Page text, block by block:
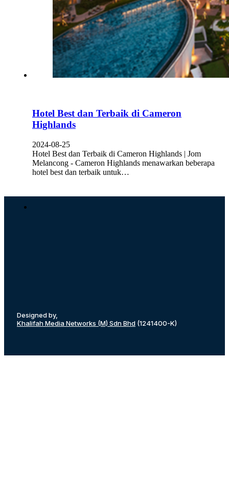
Hotel Best dan Terbaik di Cameron
Highlands
2024-08-25
Hotel Best dan Terbaik di Cameron Highlands | Jom
Melancong - Cameron Highlands menawarkan beberapa
hotel best dan terbaik untuk…
Designed by,
Khalifah Media Networks (M) Sdn Bhd (1241400-K)